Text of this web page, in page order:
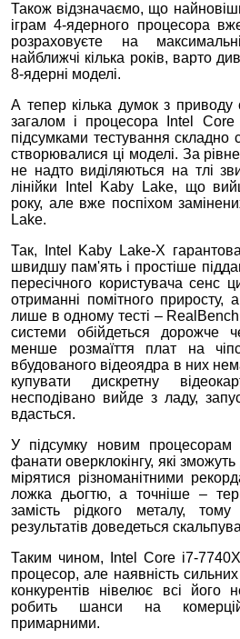
Також відзначаємо, що
іграм 4-ядерного процесора
розраховуєте на
найближчі кілька років, варто
8-ядерні моделі.
А тепер кілька думок з приводу
загалом і процесора Intel
підсумками тестування складно
створювалися ці моделі. За
не надто виділяються на тлі
лінійки Intel Kaby Lake, що
року, але вже поспіхом
Lake.
Так, Intel Kaby Lake-X
швидшу пам'ять і простіше
пересічного користувача сенс
отриманні помітного приросту,
лише в одному тесті –
системи обійдеться дорожче
менше розмаїття плат на
вбудованого відеоядра в них
купувати дискретну
несподівано вийде з ладу,
вдасться.
У підсумку новим процесорам
фанати оверклокінгу, які
мірятися різноманітними
ложка дьогтю, а точніше –
замість рідкого металу,
результатів доведеться
Таким чином, Intel Core i7-
процесор, але наявність сильних
конкурентів нівелює всі його
робить шанси на
примарними.